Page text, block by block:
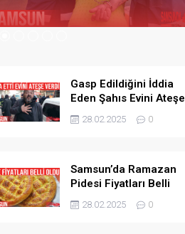
11.03.2025
Gasp Edildiğini İddia
Eden Şahıs Evini Ateşe
Verdi
28.02.2025 0
Samsun’da Ramazan
Pidesi Fiyatları Belli
Oldu
28.02.2025 0